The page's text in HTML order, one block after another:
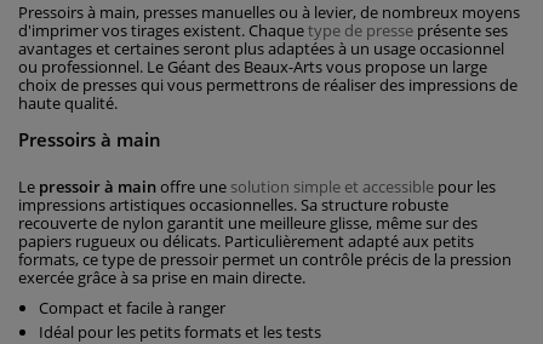
Pressoirs à main, presses manuelles ou à levier, de nombreux moyens
d'imprimer vos tirages existent. Chaquetype de presse présente ses
avantages et certaines seront plus adaptées à un usage occasionnel
ou professionnel. Le Géant des Beaux-Arts vous propose un large
choix de presses qui vous permettrons de réaliser des impressions de
haute qualité.
Pressoirs à main
Le pressoir à mainoffre une solution simple et accessible pour les
impressions artistiques occasionnelles. Sa structure robuste
recouverte de nylon garantit une meilleure glisse, même sur des
papiers rugueux ou délicats. Particulièrement adapté aux petits
formats, ce type de pressoir permet un contrôle précis de la pression
exercée grâce à sa prise en main directe.
Compact et facile à ranger
Idéal pour les petits formats et les tests